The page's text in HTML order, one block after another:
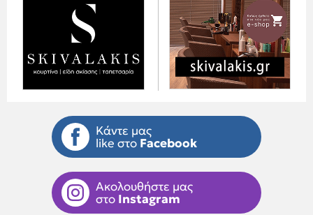
Κάντε μας
like στο Facebook
Ακολουθήστε μας
στο Instagram